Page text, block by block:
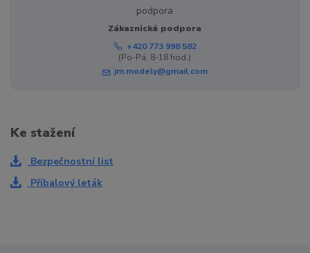
Zákaznická podpora
+420 773 998 582
(Po-Pá, 8-18 hod.)
jm.modely@gmail.com
Ke stažení
Bezpečnostní list
Příbalový leták